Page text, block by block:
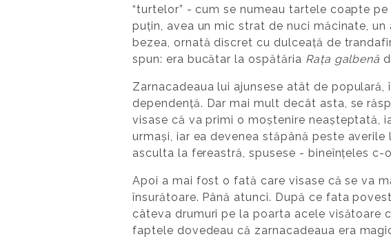
“turtelor” - cum se numeau tartele coapte
puțin, avea un mic strat de nuci măcinate,
bezea, ornată discret cu dulceață de
spun: era bucătar la ospătăria Rața galbenă
Zarnacadeaua lui ajunsese atât de
dependență. Dar mai mult decât asta, se
visase că va primi o moștenire neașteptată,
urmași, iar ea devenea stăpână peste
asculta la fereastră, spusese - bineînțeles
Apoi a mai fost o fată care visase că se va
însurătoare. Până atunci. După ce fata
câteva drumuri pe la poarta acele visătoare
faptele dovedeau că zarnacadeaua era